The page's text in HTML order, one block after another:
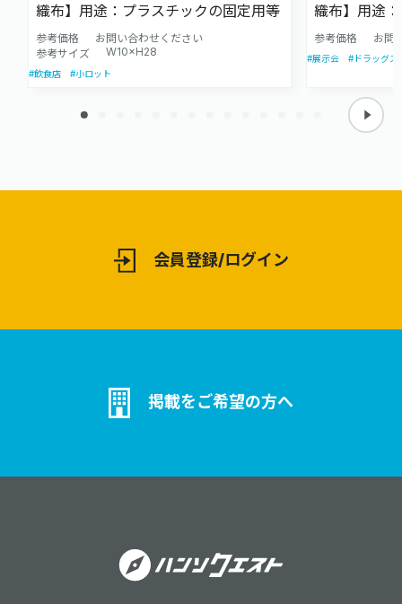
織布】用途：プラスチックの固定用等
参考価格
お問い合わせください
参考サイズ
W10×H28
#飲食店 #小ロット
織布】用途
じめさまざ
参考価格 お問
#展示会 #ドラッグス
会員登録/ログイン
掲載をご希望の方へ